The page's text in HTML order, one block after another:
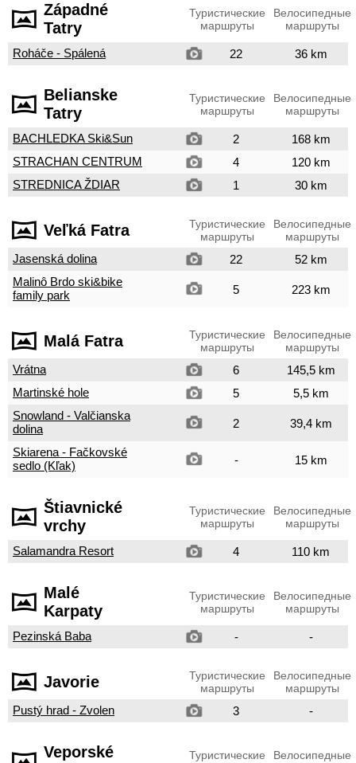
Západné
Tatry
Туристические
маршруты
Велосипедные
маршруты
Roháče - Spálená 22 36 km
Belianske
Tatry
Туристические
маршруты
Велосипедные
маршруты
BACHLEDKA Ski&Sun 2
168 km
STRACHAN CENTRUM
4
120 km
STREDNICA ŽDIAR
1 30 km
Veľká Fatra
Туристические
маршруты
Велосипедные
маршруты
Jasenská dolina 22
52 km
Malinô Brdo ski&bike
family park
5 223 km
Malá Fatra
Туристические
маршруты
Велосипедные
маршруты
Vrátna 6
145,5 km
Martinské hole
5
5,5 km
Snowland - Valčianska
dolina
2 39,4 km
Skiarena - Fačkovské
sedlo (Kľak)
- 15 km
Štiavnické
vrchy
Туристические
маршруты
Велосипедные
маршруты
Salamandra Resort 4 110 km
Malé
Karpaty
Туристические
маршруты
Велосипедные
маршруты
Pezinská Baba - -
Javorie
Туристические
маршруты
Велосипедные
маршруты
Pustý hrad - Zvolen 3 -
Veporské
Туристические
Велосипедные